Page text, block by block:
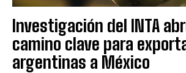
Investigación del INTA
camino clave para
argentinas a México